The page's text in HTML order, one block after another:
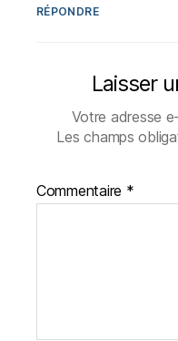
RÉPONDRE
Laisser
Votre adresse
Les champs
Commentaire *